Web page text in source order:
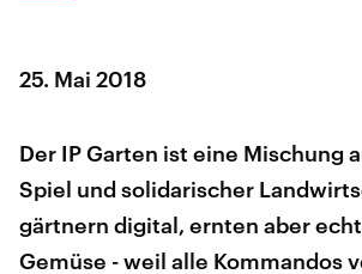
25. Mai 2018
Der IP Garten ist eine Mischung
Spiel und solidarischer
gärtnern digital, ernten aber
Gemüse - weil alle Kommandos